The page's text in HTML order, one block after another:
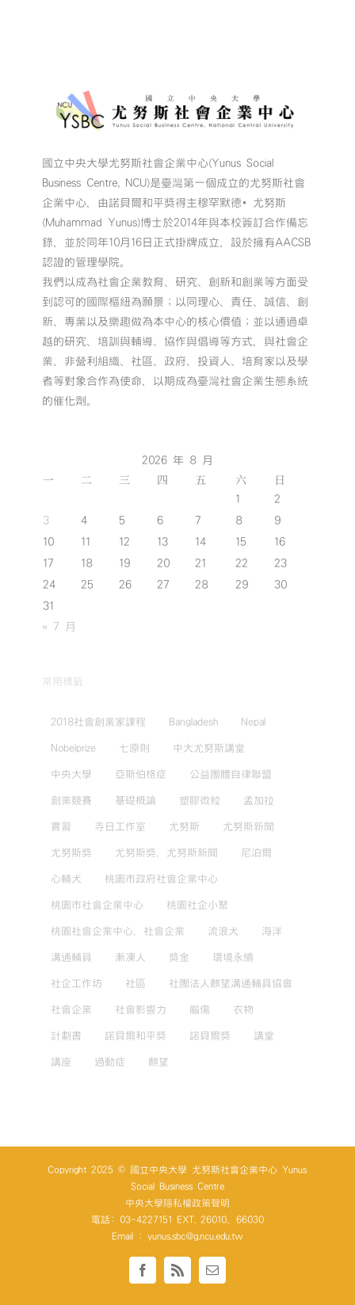
國立中央大學尤努斯社會企業中心(Yunus Social
Business Centre, NCU)是臺灣第一個成立的尤努斯社會
企業中心，由諾貝爾和平獎得主穆罕默德•尤努斯
(Muhammad Yunus)博士於2014年與本校簽訂合作備忘
錄，並於同年10月16日正式掛牌成立，設於擁有AACSB
認證的管理學院。
我們以成為社會企業教育、研究、創新和創業等方面受
到認可的國際樞紐為願景；以同理心、責任、誠信、創
新、專業以及樂趣做為本中心的核心價值；並以通過卓
越的研究、培訓與輔導、協作與倡導等方式，與社會企
業、非營利組織、社區、政府、投資人、培育家以及學
者等對象合作為使命，以期成為臺灣社會企業生態系統
的催化劑。
2026 年 8 月
一 二 三 四 五 六 日
1
2
3
4 5 6 7 8
9
10
11 12 13 14 15
16
17
18 19 20 21 22
23
24
25 26 27 28 29
30
31
« 7 月
常用標籤
2018社會創業家課程 Bangladesh Nepal
Nobelprize 七原則 中大尤努斯講堂
中央大學 亞斯伯格症 公益團體自律聯盟
創業競賽 基礎概論 塑膠微粒 孟加拉
實習 寺日工作室 尤努斯 尤努斯新聞
尤努斯獎 尤努斯獎，尤努斯新聞 尼泊爾
心輔犬 桃園市政府社會企業中心
桃園市社會企業中心 桃園社企小聚
桃園社會企業中心，社會企業 流浪犬 海洋
溝通輔具 漸凍人 獎金 環境永續
社企工作坊 社區 社團法人麒望溝通輔具協會
社會企業 社會影響力 腦傷 衣物
計劃書 諾貝爾和平獎 諾貝爾獎 講堂
講座 過動症 麒望
Copyright 2025 © 國立中央大學 尤努斯社會企業中心 Yunus
Social Business Centre
中央大學隱私權政策聲明
電話: 03-4227151 EXT. 26010、66030
Email : yunus.sbc@g.ncu.edu.tw
Facebook
Rss Email: